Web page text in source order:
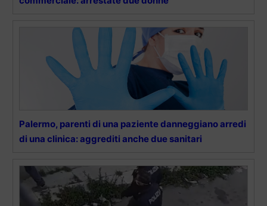
Palermo, parenti di una paziente danneggiano arredi
di una clinica: aggrediti anche due sanitari